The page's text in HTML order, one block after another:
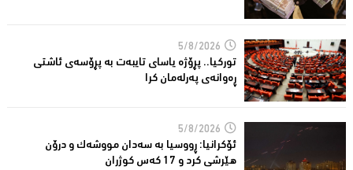
5/8/2026
توركیا.. پڕۆژه‌ یاسای تایبه‌ت به‌ پڕۆسه‌ی ئاشتی
ڕه‌وانه‌ی په‌رله‌مان كرا
5/8/2026
ئۆكرانیا: ڕووسیا به‌ سه‌دان مووشه‌ك و درۆن
هێرشی كرد و 17 كه‌س كوژران